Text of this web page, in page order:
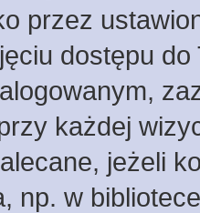
przez
dostępu
każdej
jeżeli
np. w